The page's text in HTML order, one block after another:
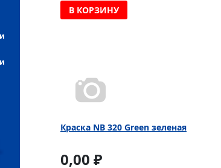
В КОРЗИНУ
Краска NB 320 Green зеленая
0,00 ₽